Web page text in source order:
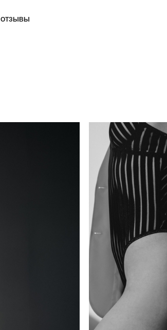
ОТЗЫВЫ